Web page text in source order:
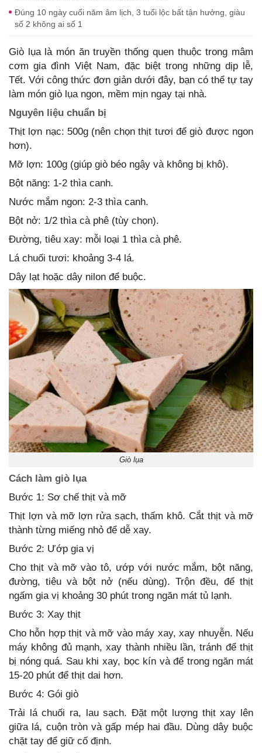
Đúng 10 ngày cuối năm âm lịch, 3 tuổi lộc bất tận hưởng, giàu
số 2 không ai số 1
Giò lụa là món ăn truyền thống quen thuộc trong mâm
cơm gia đình Việt Nam, đặc biệt trong những dịp lễ,
Tết. Với công thức đơn giản dưới đây, bạn có thể tự tay
làm món giò lụa ngon, mềm mịn ngay tại nhà.
Nguyên liệu chuẩn bị
Thịt lợn nạc: 500g (nên chọn thịt tươi để giò được ngon
hơn).
Mỡ lợn: 100g (giúp giò béo ngậy và không bị khô).
Bột năng: 1-2 thìa canh.
Nước mắm ngon: 2-3 thìa canh.
Bột nở: 1/2 thìa cà phê (tùy chọn).
Đường, tiêu xay: mỗi loại 1 thìa cà phê.
Lá chuối tươi: khoảng 3-4 lá.
Dây lạt hoặc dây nilon để buộc.
Giò lụa
Cách làm giò lụa
Bước 1: Sơ chế thịt và mỡ
Thịt lợn và mỡ lợn rửa sạch, thấm khô. Cắt thịt và mỡ
thành từng miếng nhỏ để dễ xay.
Bước 2: Ướp gia vị
Cho thịt và mỡ vào tô, ướp với nước mắm, bột năng,
đường, tiêu và bột nở (nếu dùng). Trộn đều, để thịt
ngấm gia vị khoảng 30 phút trong ngăn mát tủ lạnh.
Bước 3: Xay thịt
Cho hỗn hợp thịt và mỡ vào máy xay, xay nhuyễn. Nếu
máy không đủ mạnh, xay thành nhiều lần, tránh để thịt
bị nóng quá. Sau khi xay, bọc kín và để trong ngăn mát
15-20 phút để thịt dai hơn.
Bước 4: Gói giò
Trải lá chuối ra, lau sạch. Đặt một lượng thịt xay lên
giữa lá, cuộn tròn và gấp mép hai đầu. Dùng dây buộc
chặt tay để giữ cố định.